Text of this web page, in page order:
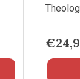
€